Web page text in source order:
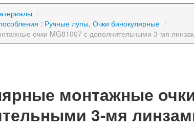
/
: Ручные лупы, Очки бинокулярные /
очки MG81007 с дополнительными 3-мя
монтажные
3-мя